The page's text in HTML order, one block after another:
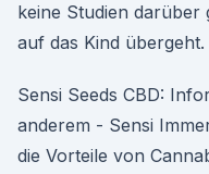
keine Studien
auf das Kind übergeht.
Sensi Seeds CBD:
anderem - Sensi
die Vorteile von